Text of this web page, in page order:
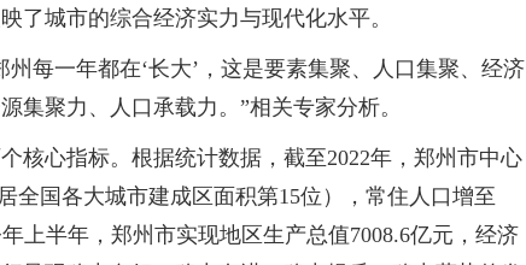
了城市的综合经济实力与现代化水平。
每一年都在‘长大’，这是要素集聚、人口集聚、经济
集聚力、人口承载力。”相关专家分析。
核心指标。根据统计数据，截至2022年，郑州市中心
全国各大城市建成区面积第15位），常住人口增至
上半年，郑州市实现地区生产总值7008.6亿元，经济